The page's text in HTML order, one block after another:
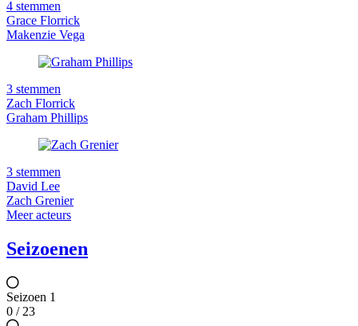
4 stemmen
Grace Florrick
Makenzie Vega
3 stemmen
Zach Florrick
Graham Phillips
3 stemmen
David Lee
Zach Grenier
Meer acteurs
Seizoenen
Seizoen 1
0 / 23